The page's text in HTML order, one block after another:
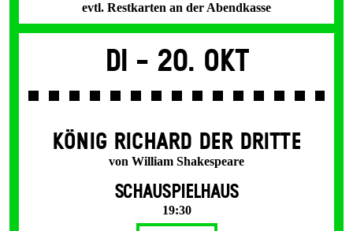
evtl. Restkarten an der Abendkasse
Di - 20. Okt
KÖNIG RICHARD DER DRITTE
von William Shakespeare
SCHAUSPIELHAUS
19:30